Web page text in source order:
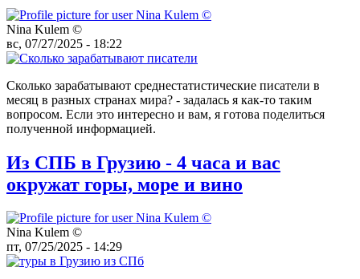
Nina Kulem ©️
вс, 07/27/2025 - 18:22
Сколько зарабатывают среднестатистические писатели в
месяц в разных странах мира? - задалась я как-то таким
вопросом. Если это интересно и вам, я готова поделиться
полученной информацией.
Из СПБ в Грузию - 4 часа и вас
окружат горы, море и вино
Nina Kulem ©️
пт, 07/25/2025 - 14:29